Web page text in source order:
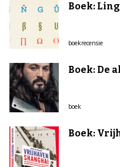
Boek:
boekrecensie
Boek: De
boek
Boek: